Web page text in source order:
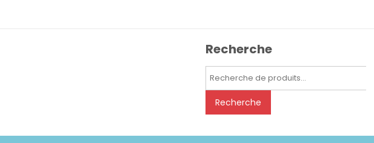
Recherche
Recherche
Recherche